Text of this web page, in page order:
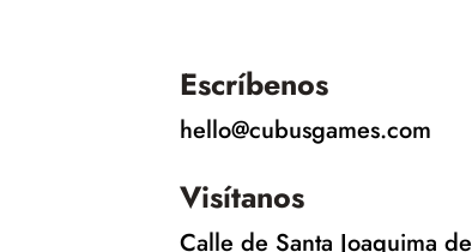
Escríbenos
hello@cubusgames.com
Visítanos
Calle de Santa Joaquima